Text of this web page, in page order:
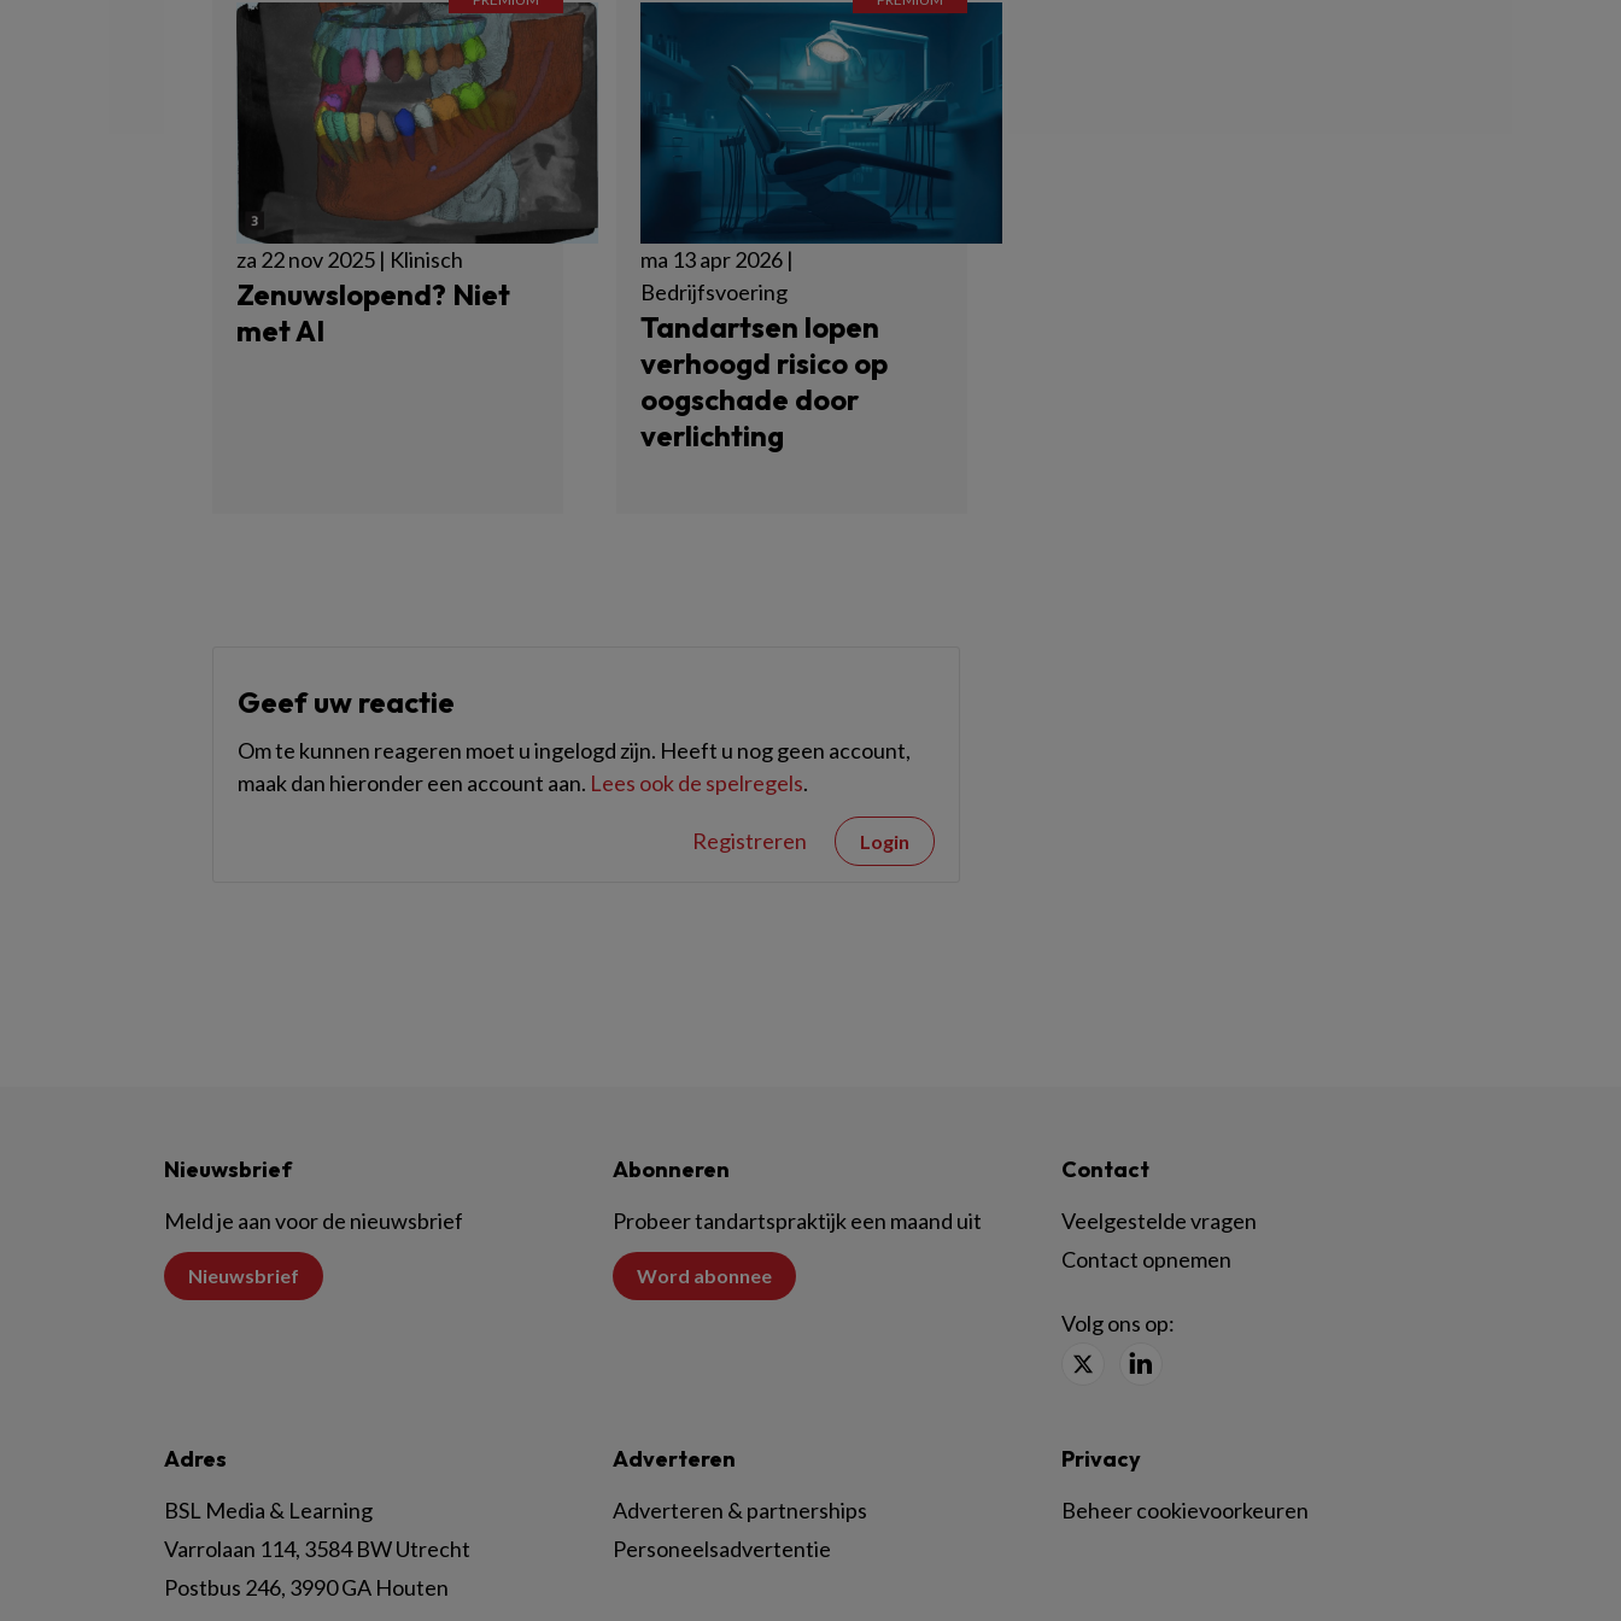
za 22 nov 2025 | Klinisch
Zenuwslopend? Niet
met AI
ma 13 apr 2026 |
Bedrijfsvoering
Tandartsen lopen
verhoogd risico op
oogschade door
verlichting
Geef uw reactie
Om te kunnen reageren moet u ingelogd zijn. Heeft u nog geen account,
maak dan hieronder een account aan. Lees ook de spelregels.
Registreren Login
Nieuwsbrief
Meld je aan voor de nieuwsbrief
Nieuwsbrief
Abonneren
Probeer tandartspraktijk een maand uit
Word abonnee
Contact
Veelgestelde vragen
Contact opnemen
Volg ons op:
Adres
BSL Media & Learning
Varrolaan 114, 3584 BW Utrecht
Postbus 246, 3990 GA Houten
Adverteren
Adverteren & partnerships
Personeelsadvertentie
Privacy
Beheer cookievoorkeuren